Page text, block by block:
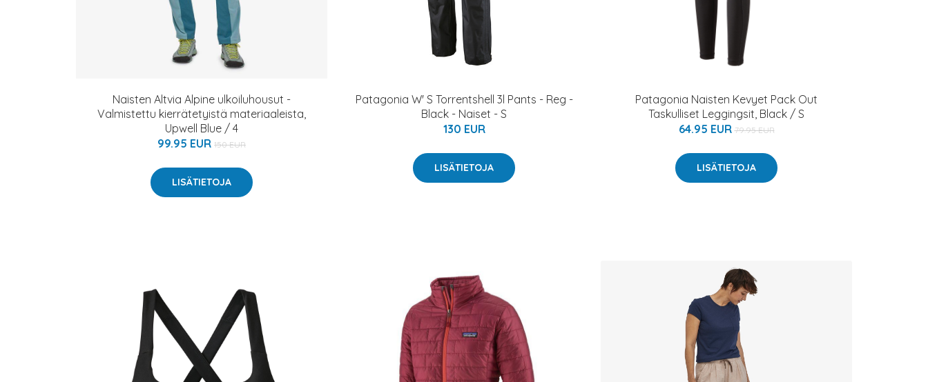
Naisten Altvia Alpine ulkoiluhousut -
Valmistettu kierrätetyistä materiaaleista,
Upwell Blue / 4
99.95 EUR 150 EUR
LISÄTIETOJA
Patagonia W' S Torrentshell 3l Pants - Reg -
Black - Naiset - S
130 EUR
LISÄTIETOJA
Patagonia Naisten Kevyet Pack Out
Taskulliset Leggingsit, Black / S
64.95 EUR 79.95 EUR
LISÄTIETOJA